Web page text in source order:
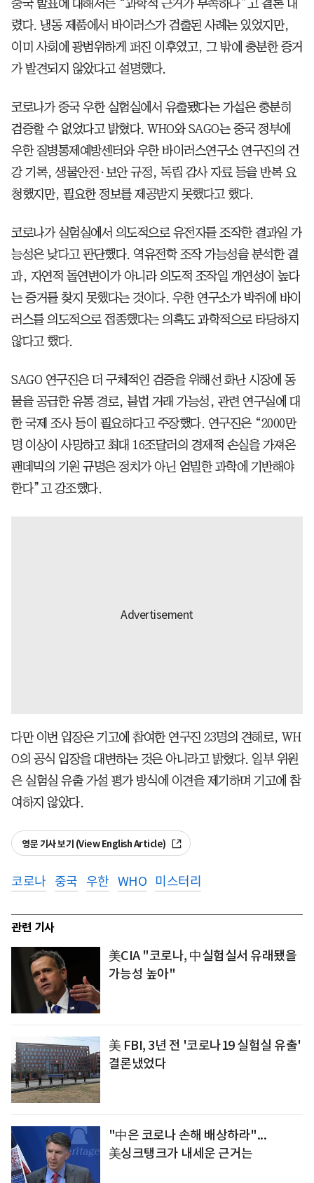
중국 발표에 대해서는 “과학적 근거가 부족하다”고 결론 내
렸다. 냉동 제품에서 바이러스가 검출된 사례는 있었지만,
이미 사회에 광범위하게 퍼진 이후였고, 그 밖에 충분한 증거
가 발견되지 않았다고 설명했다.
코로나가 중국 우한 실험실에서 유출됐다는 가설은 충분히
검증할 수 없었다고 밝혔다. WHO와 SAGO는 중국 정부에
우한 질병통제예방센터와 우한 바이러스연구소 연구진의 건
강 기록, 생물안전·보안 규정, 독립 감사 자료 등을 반복 요
청했지만, 필요한 정보를 제공받지 못했다고 했다.
코로나가 실험실에서 의도적으로 유전자를 조작한 결과일 가
능성은 낮다고 판단했다. 역유전학 조작 가능성을 분석한 결
과, 자연적 돌연변이가 아니라 의도적 조작일 개연성이 높다
는 증거를 찾지 못했다는 것이다. 우한 연구소가 박쥐에 바이
러스를 의도적으로 접종했다는 의혹도 과학적으로 타당하지
않다고 했다.
SAGO 연구진은 더 구체적인 검증을 위해선 화난 시장에 동
물을 공급한 유통 경로, 불법 거래 가능성, 관련 연구실에 대
한 국제 조사 등이 필요하다고 주장했다. 연구진은 “2000만
명 이상이 사망하고 최대 16조달러의 경제적 손실을 가져온
팬데믹의 기원 규명은 정치가 아닌 엄밀한 과학에 기반해야
한다”고 강조했다.
다만 이번 입장은 기고에 참여한 연구진 23명의 견해로, WH
O의 공식 입장을 대변하는 것은 아니라고 밝혔다. 일부 위원
은 실험실 유출 가설 평가 방식에 이견을 제기하며 기고에 참
여하지 않았다.
영문 기사 보기 (View English Article)
코로나 중국 우한 WHO 미스터리
관련 기사
美CIA "코로나, 中실험실서 유래됐을
가능성 높아"
美 FBI, 3년 전 '코로나19 실험실 유출'
결론냈었다
"中은 코로나 손해 배상하라"...
美싱크탱크가 내세운 근거는